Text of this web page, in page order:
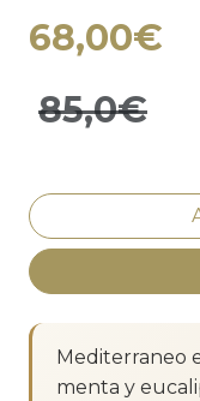
68,00€
85,0€
Mediterraneo
menta y